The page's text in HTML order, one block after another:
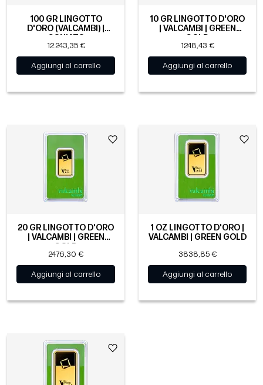
100 GR LINGOTTO
D'ORO (VALCAMBI) |
12.243,35 €
Aggiungi al carrello
10 GR LINGOTTO D'ORO
| VALCAMBI | GREEN
1248,43 €
Aggiungi al carrello
20 GR LINGOTTO D'ORO
| VALCAMBI | GREEN
GOLD
2476,30 €
Aggiungi al carrello
1 OZ LINGOTTO D'ORO |
VALCAMBI | GREEN GOLD
3838,85 €
Aggiungi al carrello